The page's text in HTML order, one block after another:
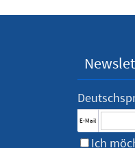
E-Mail
Ich